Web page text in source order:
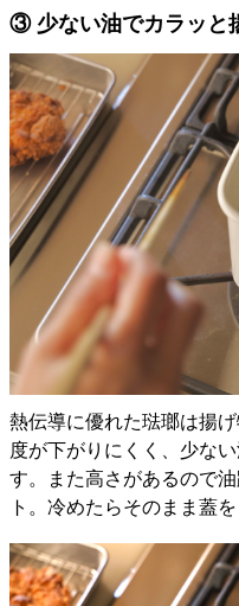
③ 少ない油でカラッと
熱伝導に優れた琺瑯は揚
度が下がりにくく、少な
す。また高さがあるので
ト。冷めたらそのまま蓋